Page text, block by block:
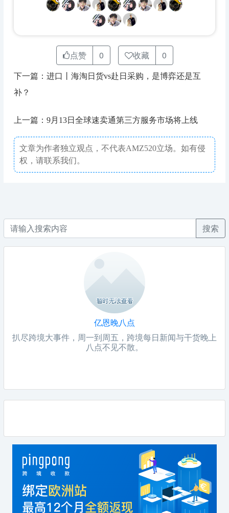
点赞 0 收藏 0
下一篇：进口丨海淘日货vs赴日采购，是博弈还是互
补？
上一篇：9月13日全球速卖通第三方服务市场将上线
文章为作者独立观点，不代表AMZ520立场。如有侵
权，请联系我们。
搜索
亿恩晚八点
扒尽跨境大事件，周一到周五，跨境每日新闻与干货晚上
八点不见不散。